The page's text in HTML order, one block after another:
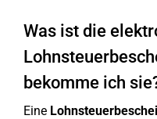
Was ist die
bekomme ich
Eine